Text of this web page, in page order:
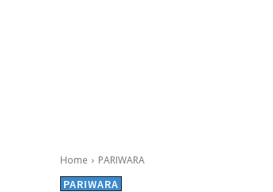
Home PARIWARA
PARIWARA